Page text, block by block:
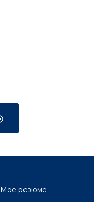
Моё резюме